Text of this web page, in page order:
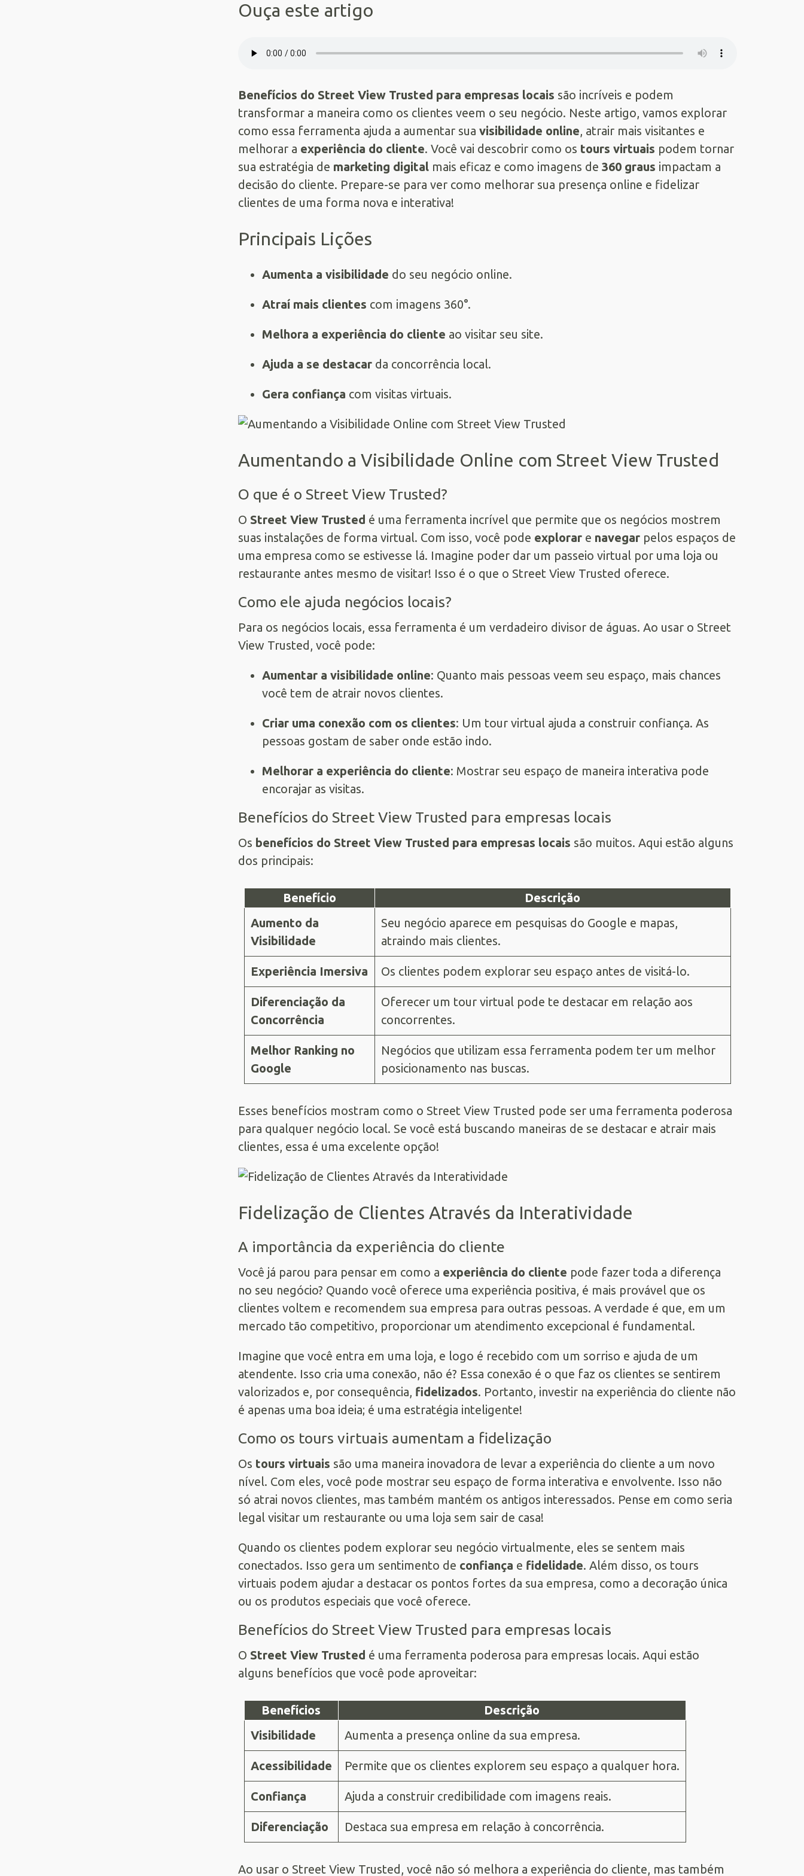
Ouça este artigo
Benefícios do Street View Trusted para empresas locais são incríveis e podem
transformar a maneira como os clientes veem o seu negócio. Neste artigo, vamos explorar
como essa ferramenta ajuda a aumentar sua visibilidade online, atrair mais visitantes e
melhorar a experiência do cliente. Você vai descobrir como os tours virtuais podem tornar
sua estratégia de marketing digitalmais eficaz e como imagens de 360 graus impactam a
decisão do cliente. Prepare-se para ver como melhorar sua presença online e fidelizar
clientes de uma forma nova e interativa!
Principais Lições
Aumenta a visibilidade do seu negócio online.
Atraí mais clientes com imagens 360°.
Melhora a experiência do cliente ao visitar seu site.
Ajuda a se destacarda concorrência local.
Gera confiança com visitas virtuais.
Aumentando a Visibilidade Online com Street View Trusted
O que é o Street View Trusted?
O Street View Trusted é uma ferramenta incrível que permite que os negócios mostrem
suas instalações de forma virtual. Com isso, você pode explorare navegarpelos espaços de
uma empresa como se estivesse lá. Imagine poder dar um passeio virtual por uma loja ou
restaurante antes mesmo de visitar! Isso é o que o Street View Trusted oferece.
Como ele ajuda negócios locais?
Para os negócios locais, essa ferramenta é um verdadeiro divisor de águas. Ao usar o Street
View Trusted, você pode:
Aumentar a visibilidade online: Quanto mais pessoas veem seu espaço, mais chances
você tem de atrair novos clientes.
Criar uma conexão com os clientes: Um tour virtual ajuda a construir confiança. As
pessoas gostam de saber onde estão indo.
Melhorar a experiência do cliente: Mostrar seu espaço de maneira interativa pode
encorajar as visitas.
Benefícios do Street View Trusted para empresas locais
Os benefícios do Street View Trusted para empresas locais são muitos. Aqui estão alguns
dos principais:
Benefício
Descrição
Aumento da
Visibilidade
Seu negócio aparece em pesquisas do Google e mapas,
atraindo mais clientes.
Experiência Imersiva Os clientes podem explorar seu espaço antes de visitá-lo.
Diferenciação da
Concorrência
Oferecer um tour virtual pode te destacar em relação aos
concorrentes.
Melhor Ranking no
Google
Negócios que utilizam essa ferramenta podem ter um melhor
posicionamento nas buscas.
Esses benefícios mostram como o Street View Trusted pode ser uma ferramenta poderosa
para qualquer negócio local. Se você está buscando maneiras de se destacar e atrair mais
clientes, essa é uma excelente opção!
Fidelização de Clientes Através da Interatividade
A importância da experiência do cliente
Você já parou para pensar em como a experiência do cliente pode fazer toda a diferença
no seu negócio? Quando você oferece uma experiência positiva, é mais provável que os
clientes voltem e recomendem sua empresa para outras pessoas. A verdade é que, em um
mercado tão competitivo, proporcionar um atendimento excepcional é fundamental.
Imagine que você entra em uma loja, e logo é recebido com um sorriso e ajuda de um
atendente. Isso cria uma conexão, não é? Essa conexão é o que faz os clientes se sentirem
valorizados e, por consequência, fidelizados. Portanto, investir na experiência do cliente não
é apenas uma boa ideia; é uma estratégia inteligente!
Como os tours virtuais aumentam a fidelização
Os tours virtuais são uma maneira inovadora de levar a experiência do cliente a um novo
nível. Com eles, você pode mostrar seu espaço de forma interativa e envolvente. Isso não
só atrai novos clientes, mas também mantém os antigos interessados. Pense em como seria
legal visitar um restaurante ou uma loja sem sair de casa!
Quando os clientes podem explorar seu negócio virtualmente, eles se sentem mais
conectados. Isso gera um sentimento de confiança e fidelidade. Além disso, os tours
virtuais podem ajudar a destacar os pontos fortes da sua empresa, como a decoração única
ou os produtos especiais que você oferece.
Benefícios do Street View Trusted para empresas locais
O Street View Trusted é uma ferramenta poderosa para empresas locais. Aqui estão
alguns benefícios que você pode aproveitar:
Benefícios
Descrição
Visibilidade
Aumenta a presença online da sua empresa.
Acessibilidade Permite que os clientes explorem seu espaço a qualquer hora.
Confiança Ajuda a construir credibilidade com imagens reais.
Diferenciação Destaca sua empresa em relação à concorrência.
Ao usar o Street View Trusted, você não só melhora a experiência do cliente, mas também